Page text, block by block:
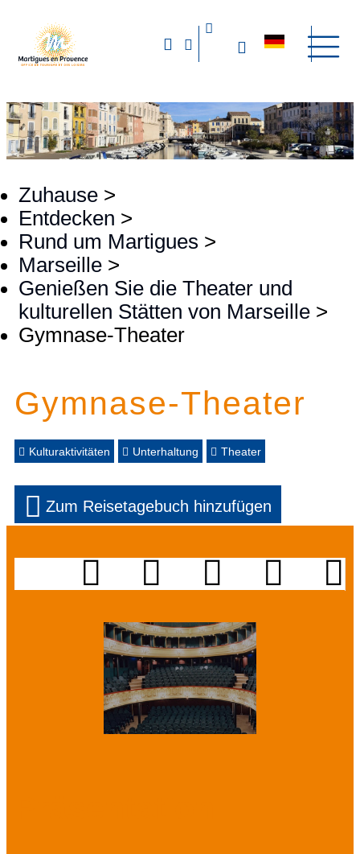
Zuhause >
Entdecken >
Rund um Martigues >
Marseille >
Genießen Sie die Theater und
kulturellen Stätten von Marseille >
Gymnase-Theater
Gymnase-Theater
Kulturaktivitäten Unterhaltung Theater
Zum Reisetagebuch hinzufügen